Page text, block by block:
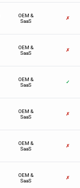
OEM &
SaaS
✗
OEM &
SaaS
✗
OEM &
SaaS
✓
OEM &
SaaS
✗
OEM &
SaaS
✗
OEM &
SaaS
✗